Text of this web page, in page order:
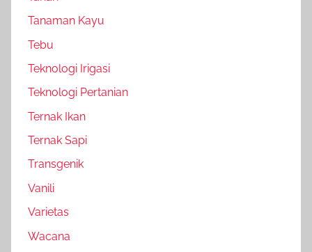
Tanaman Kayu
Tebu
Teknologi Irigasi
Teknologi Pertanian
Ternak Ikan
Ternak Sapi
Transgenik
Vanili
Varietas
Wacana